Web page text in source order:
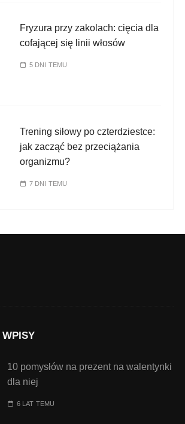
Fryzura przy zakolach: cięcia dla
cofającej się linii włosów
5 DNI TEMU
Trening siłowy po czterdziestce:
jak zacząć bez przeciążania
organizmu?
7 DNI TEMU
10 pomysłów na prezent na walentynki
dla niej
6 LAT TEMU